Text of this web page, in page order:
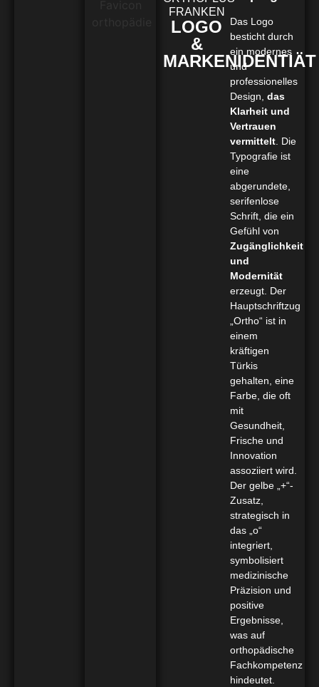
FRANKEN
LOGO
&
MARKENIDENTIÄT
Das Logo
besticht durch
ein modernes
und
professionelles
Design,das
Klarheit und
Vertrauen
vermittelt . Die
Typografie ist
eine
abgerundete,
serifenlose
Schrift, die ein
Gefühl von
Zugänglichkeit
und
Modernität
erzeugt. Der
Hauptschriftzug
„Ortho“ ist in
einem
kräftigen
Türkis
gehalten, eine
Farbe, die oft
mit
Gesundheit,
Frische und
Innovation
assoziiert wird.
Der gelbe „+“-
Zusatz,
strategisch in
das „o“
integriert,
symbolisiert
medizinische
Präzision und
positive
Ergebnisse,
was auf
orthopädische
Fachkompetenz
hindeutet.